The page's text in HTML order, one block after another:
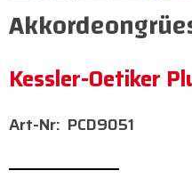
Kessler-Oetiker
PCD9051